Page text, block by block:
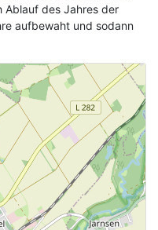
Ablauf des Jahres der
aufbewaht und sodann